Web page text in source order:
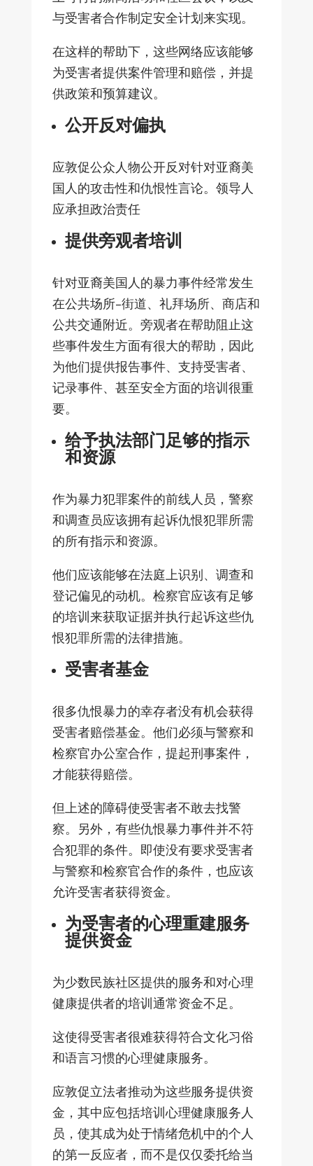
与受害者合作制定安全计划来实现。
在这样的帮助下，这些网络应该能够
为受害者提供案件管理和赔偿，并提
供政策和预算建议。
公开反对偏执
应敦促公众人物公开反对针对亚裔美
国人的攻击性和仇恨性言论。领导人
应承担政治责任
提供旁观者培训
针对亚裔美国人的暴力事件经常发生
在公共场所–街道、礼拜场所、商店和
公共交通附近。旁观者在帮助阻止这
些事件发生方面有很大的帮助，因此
为他们提供报告事件、支持受害者、
记录事件、甚至安全方面的培训很重
要。
给予执法部门足够的指示
和资源
作为暴力犯罪案件的前线人员，警察
和调查员应该拥有起诉仇恨犯罪所需
的所有指示和资源。
他们应该能够在法庭上识别、调查和
登记偏见的动机。检察官应该有足够
的培训来获取证据并执行起诉这些仇
恨犯罪所需的法律措施。
受害者基金
很多仇恨暴力的幸存者没有机会获得
受害者赔偿基金。他们必须与警察和
检察官办公室合作，提起刑事案件，
才能获得赔偿。
但上述的障碍使受害者不敢去找警
察。另外，有些仇恨暴力事件并不符
合犯罪的条件。即使没有要求受害者
与警察和检察官合作的条件，也应该
允许受害者获得资金。
为受害者的心理重建服务
提供资金
为少数民族社区提供的服务和对心理
健康提供者的培训通常资金不足。
这使得受害者很难获得符合文化习俗
和语言习惯的心理健康服务。
应敦促立法者推动为这些服务提供资
金，其中应包括培训心理健康服务人
员，使其成为处于情绪危机中的个人
的第一反应者，而不是仅仅委托给当